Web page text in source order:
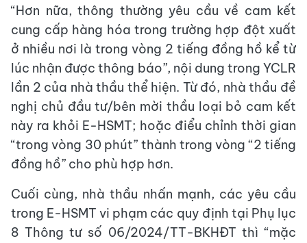
“Hơn nữa, thông thường yêu cầu về cam kết
cung cấp hàng hóa trong trường hợp đột xuất
ở nhiều nơi là trong vòng 2 tiếng đồng hồ kể từ
lúc nhận được thông báo”, nội dung trong YCLR
lần 2 của nhà thầu thể hiện. Từ đó, nhà thầu đề
nghị chủ đầu tư/bên mời thầu loại bỏ cam kết
này ra khỏi E-HSMT; hoặc điểu chỉnh thời gian
“trong vòng 30 phút” thành trong vòng “2 tiếng
đồng hồ” cho phù hợp hơn.
Cuối cùng, nhà thầu nhấn mạnh, các yêu cầu
trong E-HSMT vi phạm các quy định tại Phụ lục
8 Thông tư số 06/2024/TT-BKHĐT thì “mặc